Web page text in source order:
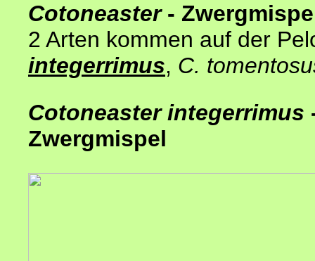
Cotoneaster -
2 Arten kommen auf der
integerrimus, C.
Cotoneasterintegerrimus
Zwergmispel